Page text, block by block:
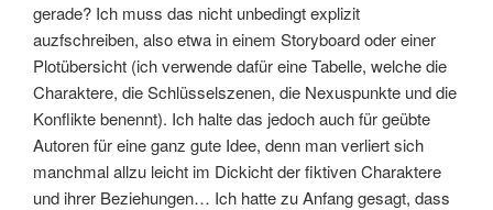
gerade? Ich muss das nicht unbedingt explizit
auzfschreiben, also etwa in einem Storyboard oder einer
Plotübersicht (ich verwende dafür eine Tabelle, welche die
Charaktere, die Schlüsselszenen, die Nexuspunkte und die
Konflikte benennt). Ich halte das jedoch auch für geübte
Autoren für eine ganz gute Idee, denn man verliert sich
manchmal allzu leicht im Dickicht der fiktiven Charaktere
und ihrer Beziehungen… Ich hatte zu Anfang gesagt, dass